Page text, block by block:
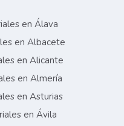
en Álava
en Albacete
en Alicante
en Almería
en Asturias
en Ávila